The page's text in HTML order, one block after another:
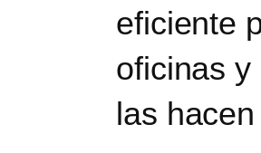
eficiente
oficinas y
las